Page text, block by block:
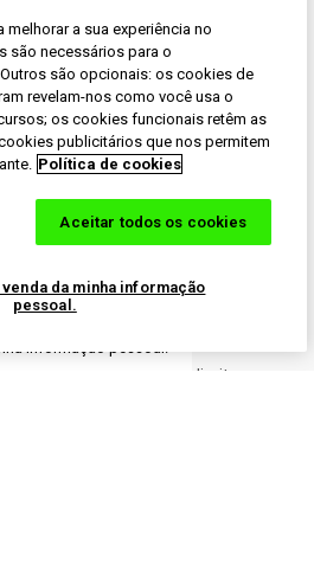
de Privacidade
Uso Aceitável
Siga-nos
Grupo Haleon. Todos os direitos
informação pessoal.
a sua experiência no
são necessários para o
são opcionais: os cookies de
revelam-nos como você usa o
os cookies funcionais retêm as
publicitários que nos permitem
Política de cookies
Aceitar todos os cookies
da minha informação
pessoal.